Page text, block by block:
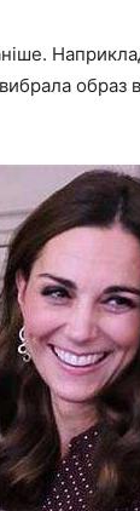
образ